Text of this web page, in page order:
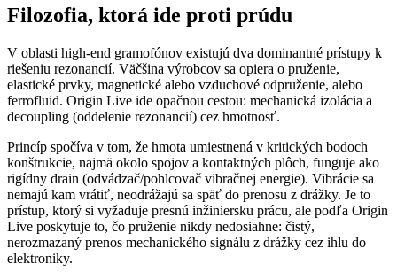
Filozofia, ktorá ide proti prúdu
V oblasti high-end gramofónov existujú dva dominantné prístupy k
riešeniu rezonancií. Väčšina výrobcov sa opiera o pruženie,
elastické prvky, magnetické alebo vzduchové odpruženie, alebo
ferrofluid. Origin Live ide opačnou cestou: mechanická izolácia a
decoupling (oddelenie rezonancií) cez hmotnosť.
Princíp spočíva v tom, že hmota umiestnená v kritických bodoch
konštrukcie, najmä okolo spojov a kontaktných plôch, funguje ako
rigídny drain (odvádzač/pohlcovač vibračnej energie). Vibrácie sa
nemajú kam vrátiť, neodrážajú sa späť do prenosu z drážky. Je to
prístup, ktorý si vyžaduje presnú inžiniersku prácu, ale podľa Origin
Live poskytuje to, čo pruženie nikdy nedosiahne: čistý,
nerozmazaný prenos mechanického signálu z drážky cez ihlu do
elektroniky.